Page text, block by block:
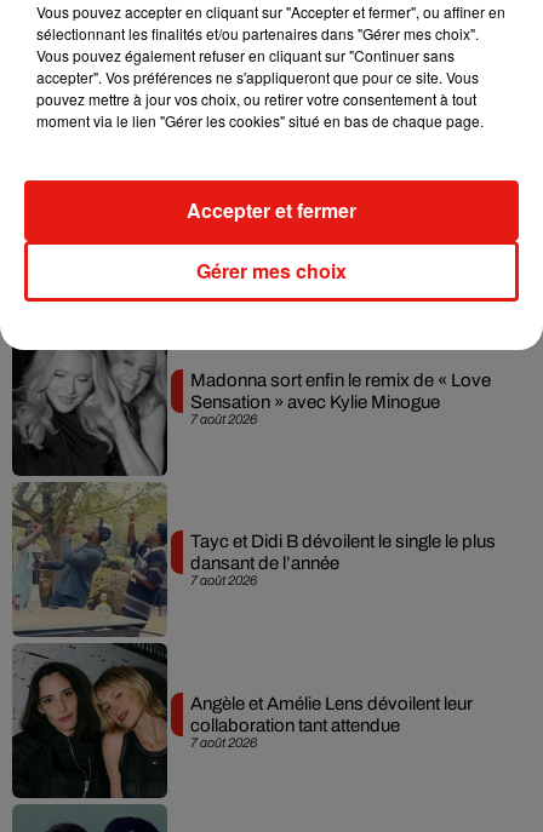
Musique
Julien Lieb s’essaye à la vie de chatelain
dans son nouveau clip
7 août 2026
Madonna sort enfin le remix de « Love
Sensation » avec Kylie Minogue
7 août 2026
Tayc et Didi B dévoilent le single le plus
dansant de l’année
7 août 2026
Angèle et Amélie Lens dévoilent leur
collaboration tant attendue
Vous pouvez accepter en cliquant sur "Accepter et fermer", ou affiner en
sélectionnant les finalités et/ou partenaires dans "Gérer mes choix".
Vous pouvez également refuser en cliquant sur "Continuer sans
accepter". Vos préférences ne s'appliqueront que pour ce site. Vous
pouvez mettre à jour vos choix, ou retirer votre consentement à tout
moment via le lien "Gérer les cookies" situé en bas de chaque page.
Gérer mes choix
Accepter et fermer